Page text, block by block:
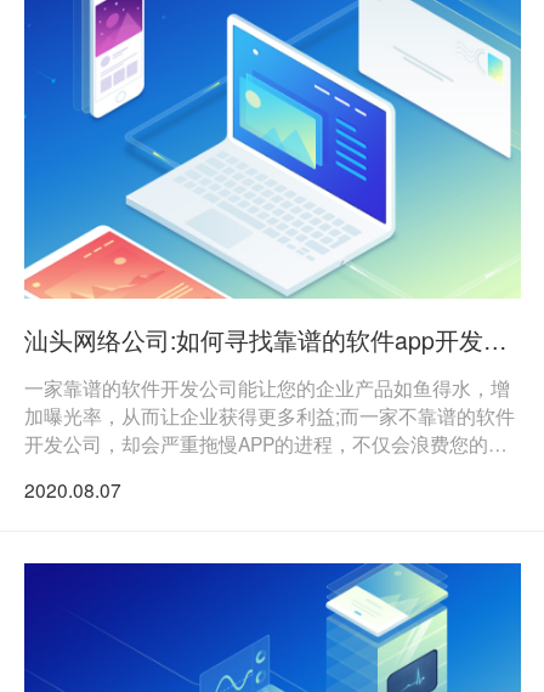
汕头网络公司:如何寻找靠谱的软件app开发公司
一家靠谱的软件开发公司能让您的企业产品如鱼得水，增
加曝光率，从而让企业获得更多利益;而一家不靠谱的软件
开发公司，却会严重拖慢APP的进程，不仅会浪费您的时
2020.08.07